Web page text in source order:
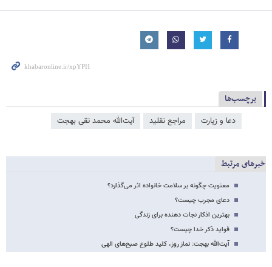
برچسب‌ها
دعا و زیارت مراجع تقلید آیت‌الله محمد تقى بهجت
خبرهای مرتبط
معنویت چگونه بر سلامت خانواده اثر می‌گذارد؟
دعای مجرب چیست؟
بهترین اذکار نجات دهنده برای زندگی
فواید ذکر خدا چیست؟
آیت‌الله بهجت: نماز روز، کلید طلوع صبح‌های الهی